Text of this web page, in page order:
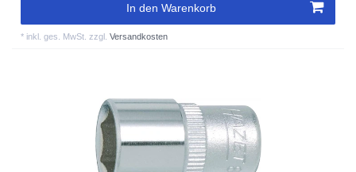
In den Warenkorb
* inkl. ges. MwSt. zzgl.Versandkosten